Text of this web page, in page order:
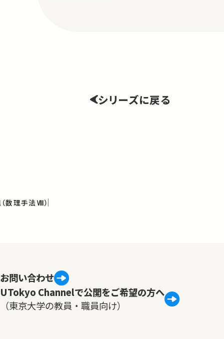
シリーズに戻る
数理手法Ⅷ）
お問い合わせ
UTokyo Channelで公開をご希望の方へ
（東京大学の教員・職員向け）